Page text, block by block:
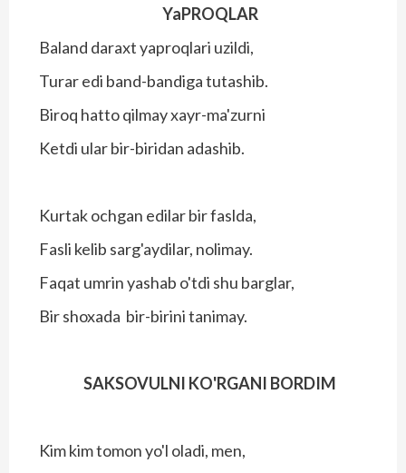
YaPROQLAR
Baland daraxt yaproqlari uzildi,
Turar edi band-bandiga tutashib.
Biroq hatto qilmay xayr-ma'zurni
Ketdi ular bir-biridan adashib.
Kurtak ochgan edilar bir faslda,
Fasli kelib sarg'aydilar, nolimay.
Faqat umrin yashab o'tdi shu barglar,
Bir shoxada bir-birini tanimay.
SAKSOVULNI KO'RGANI BORDIM
Kim kim tomon yo'l oladi, men,